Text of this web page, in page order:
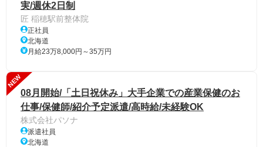
実/週休2日制
匠 稲穂駅前整体院
正社員
北海道
月給23万8,000円～35万円
NEW
08月開始/「土日祝休み」大手企業での産業保健のお
仕事/保健師/紹介予定派遣/高時給/未経験OK
株式会社パソナ
派遣社員
北海道